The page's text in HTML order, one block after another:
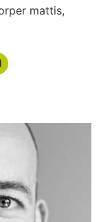
mattis,